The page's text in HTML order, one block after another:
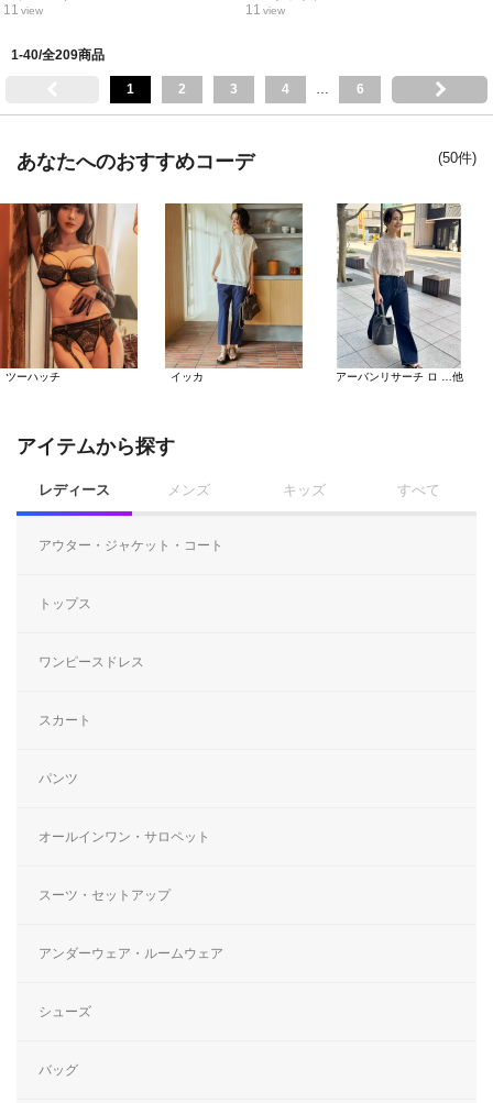
11 view
11 view
1-40/全209商品
1 2 3 4 … 6
あなたへのおすすめコーデ (50件)
ツーハッチ イッカ アーバンリサーチ ロ …他
アイテムから探す
レディース メンズ キッズ すべて
アウター・ジャケット・コート
トップス
ワンピースドレス
スカート
パンツ
オールインワン・サロペット
スーツ・セットアップ
アンダーウェア・ルームウェア
シューズ
バッグ